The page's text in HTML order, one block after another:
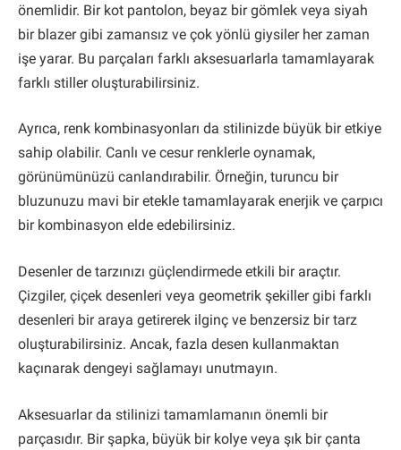
önemlidir. Bir kot pantolon, beyaz bir gömlek veya siyah
bir blazer gibi zamansız ve çok yönlü giysiler her zaman
işe yarar. Bu parçaları farklı aksesuarlarla tamamlayarak
farklı stiller oluşturabilirsiniz.
Ayrıca, renk kombinasyonları da stilinizde büyük bir etkiye
sahip olabilir. Canlı ve cesur renklerle oynamak,
görünümünüzü canlandırabilir. Örneğin, turuncu bir
bluzunuzu mavi bir etekle tamamlayarak enerjik ve çarpıcı
bir kombinasyon elde edebilirsiniz.
Desenler de tarzınızı güçlendirmede etkili bir araçtır.
Çizgiler, çiçek desenleri veya geometrik şekiller gibi farklı
desenleri bir araya getirerek ilginç ve benzersiz bir tarz
oluşturabilirsiniz. Ancak, fazla desen kullanmaktan
kaçınarak dengeyi sağlamayı unutmayın.
Aksesuarlar da stilinizi tamamlamanın önemli bir
parçasıdır. Bir şapka, büyük bir kolye veya şık bir çanta